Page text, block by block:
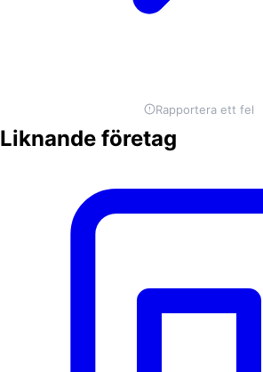
Rapportera ett fel
Liknande företag